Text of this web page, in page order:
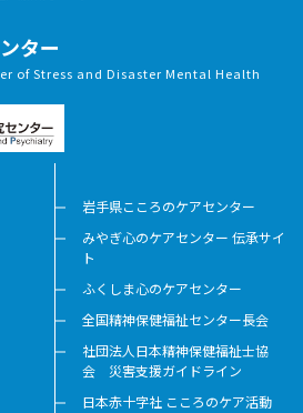
ター
of Stress and Disaster Mental Health
岩手県こころのケアセンター
みやぎ心のケアセンター 伝承サイ
ト
ふくしま心のケアセンター
全国精神保健福祉センター長会
社団法人日本精神保健福祉士協
会 災害支援ガイドライン
日本赤十字社 こころのケア活動